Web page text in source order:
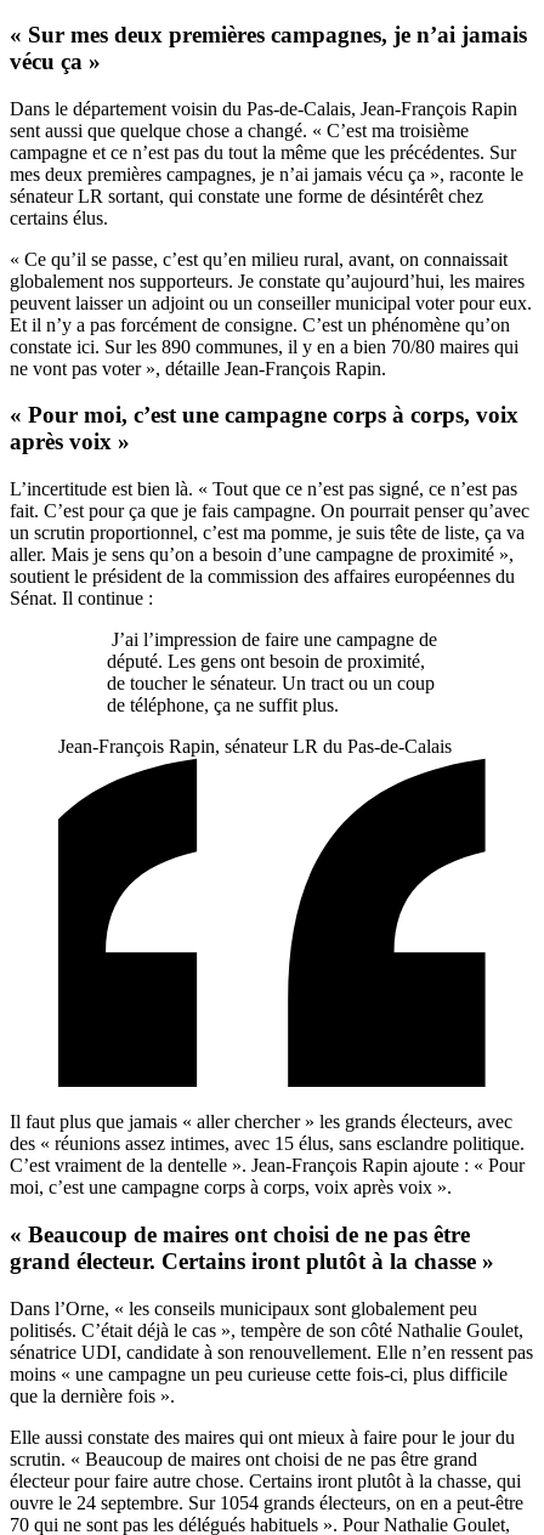
« Sur mes deux premières campagnes, je n’ai jamais
vécu ça »
Dans le département voisin du Pas-de-Calais, Jean-François Rapin
sent aussi que quelque chose a changé. « C’est ma troisième
campagne et ce n’est pas du tout la même que les précédentes. Sur
mes deux premières campagnes, je n’ai jamais vécu ça », raconte le
sénateur LR sortant, qui constate une forme de désintérêt chez
certains élus.
« Ce qu’il se passe, c’est qu’en milieu rural, avant, on connaissait
globalement nos supporteurs. Je constate qu’aujourd’hui, les maires
peuvent laisser un adjoint ou un conseiller municipal voter pour eux.
Et il n’y a pas forcément de consigne. C’est un phénomène qu’on
constate ici. Sur les 890 communes, il y en a bien 70/80 maires qui
ne vont pas voter », détaille Jean-François Rapin.
« Pour moi, c’est une campagne corps à corps, voix
après voix »
L’incertitude est bien là. « Tout que ce n’est pas signé, ce n’est pas
fait. C’est pour ça que je fais campagne. On pourrait penser qu’avec
un scrutin proportionnel, c’est ma pomme, je suis tête de liste, ça va
aller. Mais je sens qu’on a besoin d’une campagne de proximité »,
soutient le président de la commission des affaires européennes du
Sénat. Il continue :
J’ai l’impression de faire une campagne de
député. Les gens ont besoin de proximité,
de toucher le sénateur. Un tract ou un coup
de téléphone, ça ne suffit plus.
Jean-François Rapin, sénateur LR du Pas-de-Calais
Il faut plus que jamais « aller chercher » les grands électeurs, avec
des « réunions assez intimes, avec 15 élus, sans esclandre politique.
C’est vraiment de la dentelle ». Jean-François Rapin ajoute : « Pour
moi, c’est une campagne corps à corps, voix après voix ».
« Beaucoup de maires ont choisi de ne pas être
grand électeur. Certains iront plutôt à la chasse »
Dans l’Orne, « les conseils municipaux sont globalement peu
politisés. C’était déjà le cas », tempère de son côté Nathalie Goulet,
sénatrice UDI, candidate à son renouvellement. Elle n’en ressent pas
moins « une campagne un peu curieuse cette fois-ci, plus difficile
que la dernière fois ».
Elle aussi constate des maires qui ont mieux à faire pour le jour du
scrutin. « Beaucoup de maires ont choisi de ne pas être grand
électeur pour faire autre chose. Certains iront plutôt à la chasse, qui
ouvre le 24 septembre. Sur 1054 grands électeurs, on en a peut-être
70 qui ne sont pas les délégués habituels ». Pour Nathalie Goulet,